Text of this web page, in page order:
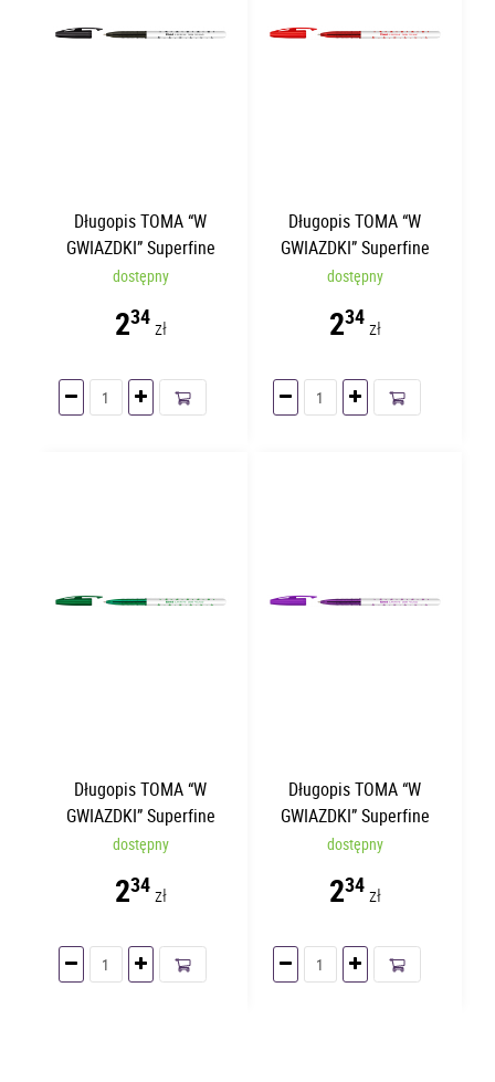
Długopis TOMA “W
GWIAZDKI” Superfine
Czarny TO-059
dostępny
234zł
Długopis TOMA “W
GWIAZDKI” Superfine
Czerwony TO-059
dostępny
234zł
Długopis TOMA “W
GWIAZDKI” Superfine
Zielony TO-059
dostępny
234zł
Długopis TOMA “W
GWIAZDKI” Superfine
Fioletowy TO-059
dostępny
234zł